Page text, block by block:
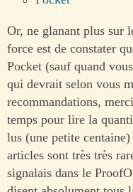
Or, ne glanant plus sur
force est de constater
Pocket (sauf quand
qui devrait selon vous
recommandations,
temps pour lire la
lus (une petite
articles sont très très
signalais dans le